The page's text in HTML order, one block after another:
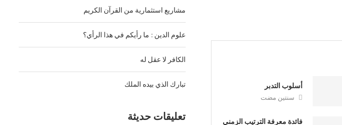
أسلوب التدبر
سنتين مضت
فائدة معرفة الترتيب الزمني
مشاريع استثمارية من القرآن الكريم
علوم الدين : ما رأيكم في هذا الرأي؟
الكافر لا عقل له
تبارك الذي بيده الملك
تعليقات حديثة